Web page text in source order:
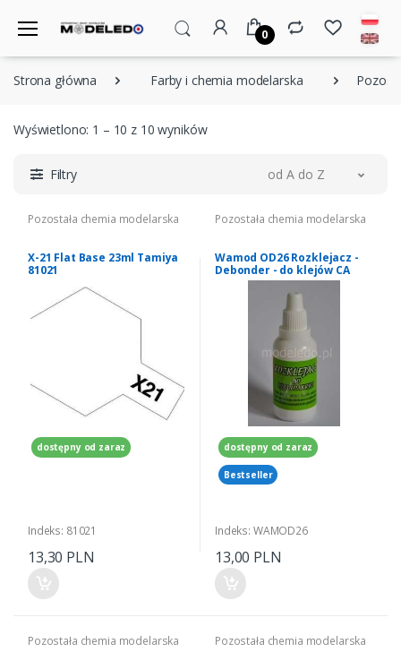
0
Strona główna Farby i chemia modelarska
Wyświetlono: 1 – 10 z 10 wyników
Filtry od A do Z
Pozostała chemia modelarska
X-21 Flat Base 23ml Tamiya
81021
dostępny od zaraz
Indeks: 81021
13,30 PLN
Pozostała chemia modelarska
Wamod OD26 Rozklejacz -
Debonder - do klejów CA
dostępny od zaraz
Bestseller
Indeks: WAMOD26
13,00 PLN
Pozostała chemia modelarska Pozostała chemia modelarska